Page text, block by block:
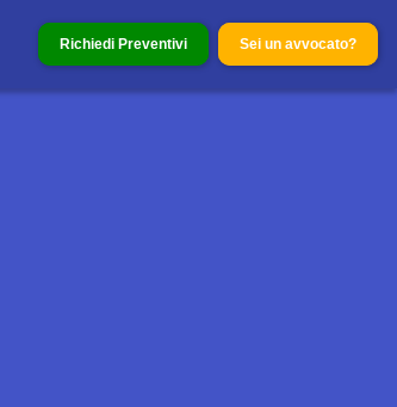
Richiedi Preventivi Sei un avvocato?